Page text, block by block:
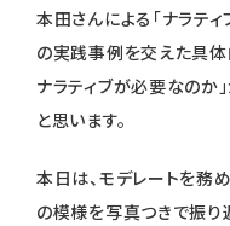
本田さんによる「ナラテ
の実践事例を交えた具体
ナラティブが必要なのか
と思います。
本日は、モデレートを務
の模様を写真つきで振り